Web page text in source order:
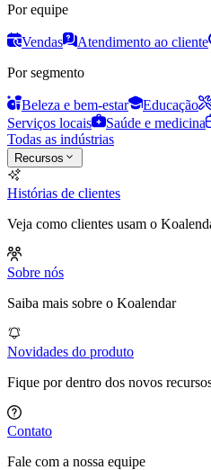
Por equipe
Vendas Atendimento ao cliente
Por segmento
Beleza e bem-estar Educação
Serviços locais
Saúde e medicina
Todas as indústrias
Recursos
Histórias de clientes
Veja como clientes usam o
Sobre nós
Saiba mais sobre o Koalendar
Novidades do produto
Fique por dentro dos novos
Contato
Fale com a nossa equipe